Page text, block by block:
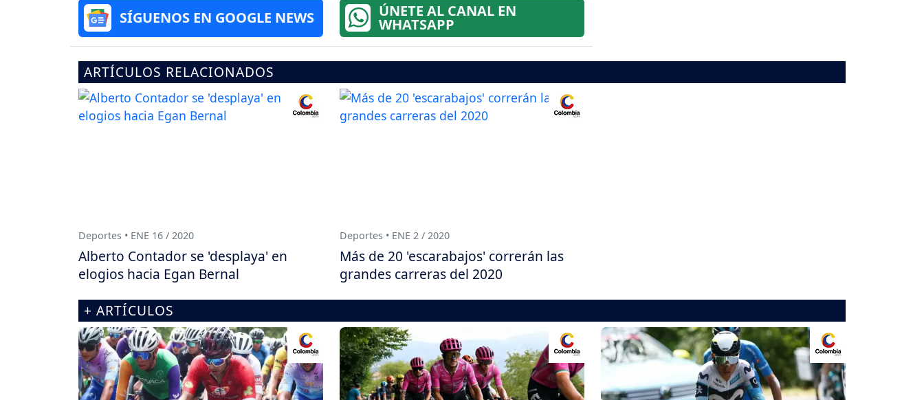
SÍGUENOS EN GOOGLE NEWS ÚNETE AL CANAL EN
WHATSAPP
ARTÍCULOS RELACIONADOS
Deportes • ENE 16 / 2020
Alberto Contador se 'desplaya' en
elogios hacia Egan Bernal
Deportes • ENE 2 / 2020
Más de 20 'escarabajos' correrán las
grandes carreras del 2020
+ ARTÍCULOS